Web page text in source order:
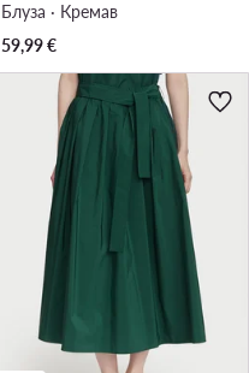
Блуза · Кремав
59,99€